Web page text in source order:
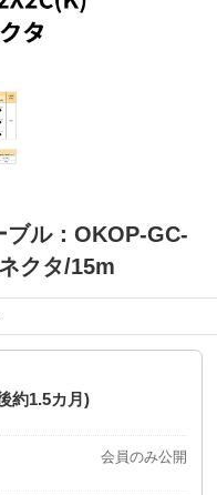
ブル：OKOP-GC-
クタ/15m
約1.5カ月)
会員のみ公開